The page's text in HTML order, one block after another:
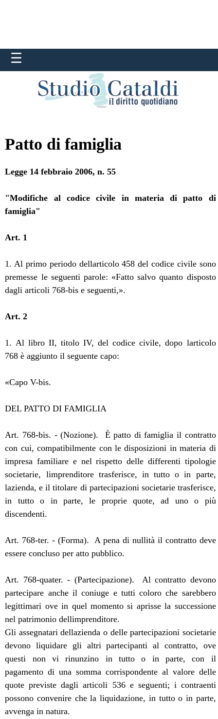
Patto di famiglia
Legge 14 febbraio 2006, n. 55
"Modifiche al codice civile in materia di patto di
famiglia"
Art. 1
1. Al primo periodo dellarticolo 458 del codice civile sono
premesse le seguenti parole: «Fatto salvo quanto disposto
dagli articoli 768-bis e seguenti,».
Art. 2
1. Al libro II, titolo IV, del codice civile, dopo larticolo
768 è aggiunto il seguente capo:
«Capo V-bis.
DEL PATTO DI FAMIGLIA
Art. 768-bis. - (Nozione).  È patto di famiglia il contratto
con cui, compatibilmente con le disposizioni in materia di
impresa familiare e nel rispetto delle differenti tipologie
societarie, limprenditore trasferisce, in tutto o in parte,
lazienda, e il titolare di partecipazioni societarie trasferisce,
in tutto o in parte, le proprie quote, ad uno o più
discendenti.
Art. 768-ter. - (Forma).  A pena di nullità il contratto deve
essere concluso per atto pubblico.
Art. 768-quater. - (Partecipazione).  Al contratto devono
partecipare anche il coniuge e tutti coloro che sarebbero
legittimari ove in quel momento si aprisse la successione
nel patrimonio dellimprenditore.
Gli assegnatari dellazienda o delle partecipazioni societarie
devono liquidare gli altri partecipanti al contratto, ove
questi non vi rinunzino in tutto o in parte, con il
pagamento di una somma corrispondente al valore delle
quote previste dagli articoli 536 e seguenti; i contraenti
possono convenire che la liquidazione, in tutto o in parte,
avvenga in natura.